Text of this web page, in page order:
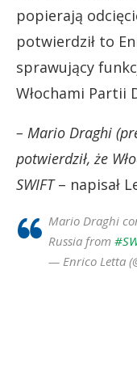
popierają
potwierdził to
sprawujący
Włochami Partii
– Mario Draghi
potwierdził, że
SWIFT– napisał
Mario Draghi
Russia from
— Enrico Letta